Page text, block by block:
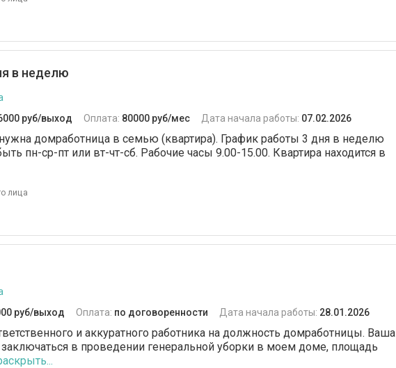
Парогенератор
поверхностями
Банкетная сервировка
в неделю
руб/выход Оплата: 80000 руб/мес Дата начала работы: 07.02.2026
домработница в семью (квартира). График работы 3 дня в неделю
пн-ср-пт или вт-чт-сб. Рабочие часы 9.00-15.00. Квартира находится в
лица
руб/выход Оплата: по договоренности Дата начала работы: 28.01.2026
и аккуратного работника на должность домработницы. Ваша
заключаться в проведении генеральной уборки в моем доме, площадь